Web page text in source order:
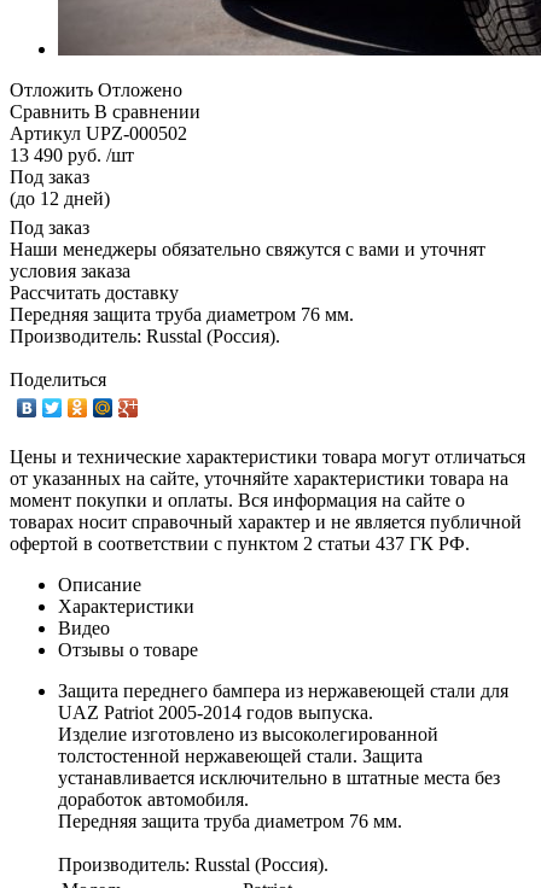
Отложить Отложено
Сравнить В сравнении
Артикул UPZ-000502
13 490 руб. /шт
Под заказ
(до 12 дней)
Под заказ
Наши менеджеры обязательно свяжутся с вами и уточнят
условия заказа
Рассчитать доставку
Передняя защита труба диаметром 76 мм.
Производитель: Russtal (Россия).
Поделиться
Цены и технические характеристики товара могут отличаться
от указанных на сайте, уточняйте характеристики товара на
момент покупки и оплаты. Вся информация на сайте о
товарах носит справочный характер и не является публичной
офертой в соответствии с пунктом 2 статьи 437 ГК РФ.
Описание
Характеристики
Видео
Отзывы о товаре
Защита переднего бампера из нержавеющей стали для
UAZ Patriot 2005-2014 годов выпуска.
Изделие изготовлено из высоколегированной
толстостенной нержавеющей стали. Защита
устанавливается исключительно в штатные места без
доработок автомобиля.
Передняя защита труба диаметром 76 мм.
Производитель: Russtal (Россия).